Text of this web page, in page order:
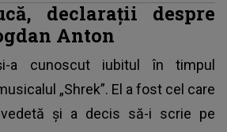
declarații despre
Anton
a cunoscut iubitul în timpul
„Shrek”. El a fost cel care
și a decis să-i scrie pe